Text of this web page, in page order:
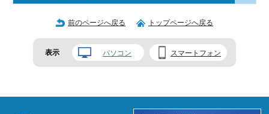
前のページへ戻る トップページへ戻る
表示 パソコン スマートフォン